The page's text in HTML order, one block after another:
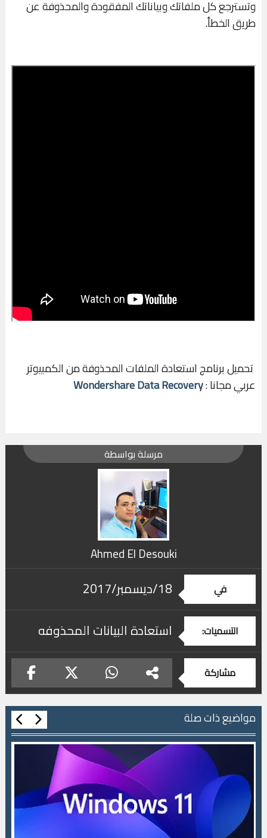
وتسترجع كل ملفاتك وبياناتك المفقودة والمحذوفة عن
طريق الخطأ.
تحميل برنامج استعادة الملفات المحذوفة من الكمبيوتر
عربي مجانا :Wondershare Data Recovery
مرسلة بواسطة
Ahmed El Desouki
في 18/ديسمبر/2017
التسميات: استعادة البيانات المحذوفه
مشاركة
مواضيع ذات صلة